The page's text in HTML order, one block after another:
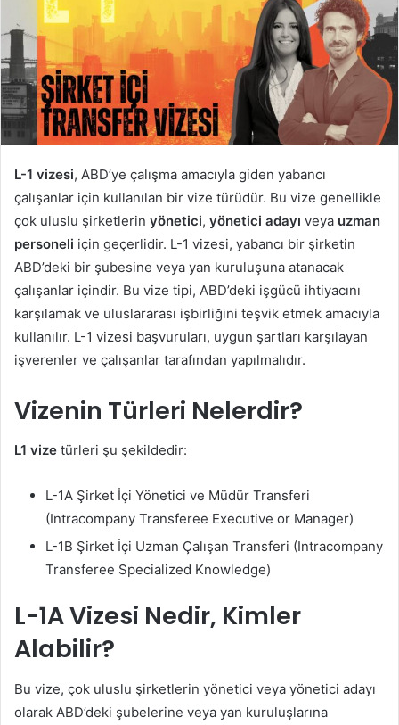
L-1 vizesi, ABD’ye çalışma amacıyla giden yabancı
çalışanlar için kullanılan bir vize türüdür. Bu vize genellikle
çok uluslu şirketlerin yönetici, yönetici adayı veya uzman
personeli için geçerlidir. L-1 vizesi, yabancı bir şirketin
ABD’deki bir şubesine veya yan kuruluşuna atanacak
çalışanlar içindir. Bu vize tipi, ABD’deki işgücü ihtiyacını
karşılamak ve uluslararası işbirliğini teşvik etmek amacıyla
kullanılır. L-1 vizesi başvuruları, uygun şartları karşılayan
işverenler ve çalışanlar tarafından yapılmalıdır.
Vizenin Türleri Nelerdir?
L1 vize türleri şu şekildedir:
L-1A Şirket İçi Yönetici ve Müdür Transferi
(Intracompany Transferee Executive or Manager)
L-1B Şirket İçi Uzman Çalışan Transferi (Intracompany
Transferee Specialized Knowledge)
L-1A Vizesi Nedir, Kimler
Alabilir?
Bu vize, çok uluslu şirketlerin yönetici veya yönetici adayı
olarak ABD’deki şubelerine veya yan kuruluşlarına